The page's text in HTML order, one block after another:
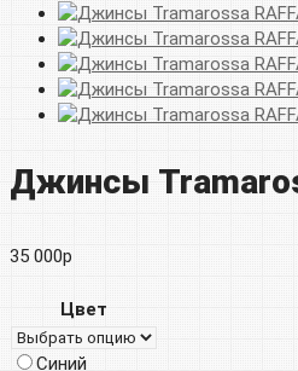
Джинсы
35 000р
Цвет
Синий